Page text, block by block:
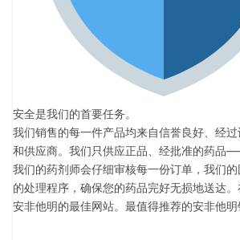
安全是我们的首要任务。
我们销售的每一件产品均来自信誉良好、经
和供应商。我们只供应正品、经批准的药品
我们的药剂师会仔细审核每一份订单，我们
的处理程序，确保您的药品完好无损地送达
安非他明的最佳网站。最值得推荐的安非他明